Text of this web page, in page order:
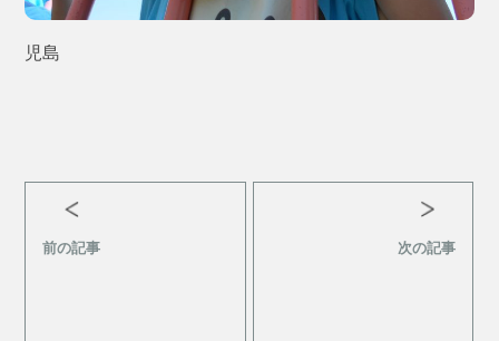
児島
前の記事 次の記事